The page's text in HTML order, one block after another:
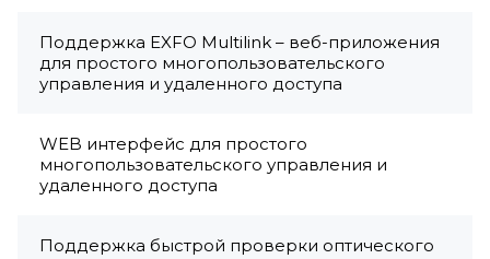
Поддержка EXFO Multilink – веб-приложения
для простого многопользовательского
управления и удаленного доступа
WEB интерфейс для простого
многопользовательского управления и
удаленного доступа
Поддержка быстрой проверки оптического